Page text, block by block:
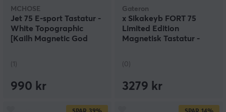
MCHOSE
Jet 75 E-sport Tastatur -
White Topographic
[Kailh Magnetic God
(1)
990 kr
Gateron
x Sikakeyb FORT 75
Limited Edition
Magnetisk Tastatur -
(0)
3279 kr